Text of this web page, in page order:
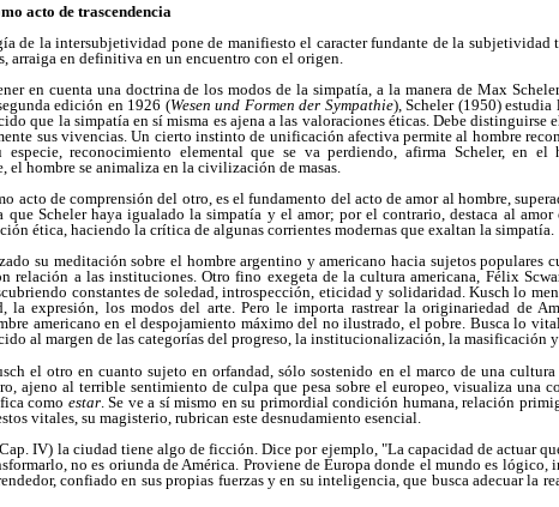
acto de trascendencia
de la intersubjetividad pone de manifiesto el caracter fundante de la subjetividad
arraiga en definitiva en un encuentro con el origen.
en cuenta una doctrina de los modos de la simpatía, a la manera de Max
edición en 1926 (Wesen und Formen der Sympathie), Scheler (1950)
que la simpatía en sí misma es ajena a las valoraciones éticas. Debe distinguirse
sus vivencias. Un cierto instinto de unificación afectiva permite al hombre
reconocimiento elemental que se va perdiendo, afirma Scheler, en
el hombre se animaliza en la civilización de masas.
acto de comprensión del otro, es el fundamento del acto de amor al hombre,
Scheler haya igualado la simpatía y el amor; por el contrario, destaca al
ética, haciendo la crítica de algunas corrientes modernas que exaltan la simpatía.
su meditación sobre el hombre argentino y americano hacia sujetos populares
relación a las instituciones. Otro fino exegeta de la cultura americana, Félix
constantes de soledad, introspección, eticidad y solidaridad. Kusch lo
la expresión, los modos del arte. Pero le importa rastrear la originariedad de
americano en el despojamiento máximo del no ilustrado, el pobre. Busca lo
al margen de las categorías del progreso, la institucionalización, la masificación
el otro en cuanto sujeto en orfandad, sólo sostenido en el marco de una
ajeno al terrible sentimiento de culpa que pesa sobre el europeo, visualiza una
como estar. Se ve a sí mismo en su primordial condición humana, relación
vitales, su magisterio, rubrican este desnudamiento esencial.
IV) la ciudad tiene algo de ficción. Dice por ejemplo, "La capacidad de actuar
no es oriunda de América. Proviene de Europa donde el mundo es
confiado en sus propias fuerzas y en su inteligencia, que busca adecuar la